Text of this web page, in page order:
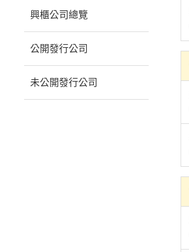
興櫃公司總覽
公開發行公司
未公開發行公司